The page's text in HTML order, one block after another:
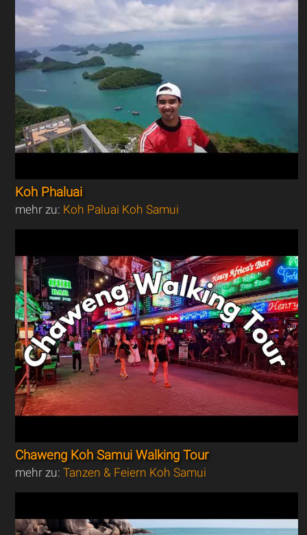
Koh Phaluai
mehr zu: Koh Paluai Koh Samui
Chaweng Koh Samui Walking Tour
mehr zu:Tanzen & Feiern Koh Samui